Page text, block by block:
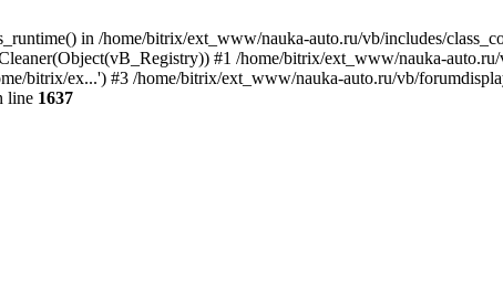
in /home/bitrix/ext_www/nauka-auto.ru/vb/includes/
#1 /home/bitrix/ext_www/nauka-
bitrix/ex...') #3 /home/bitrix/ext_www/nauka-auto.ru/vb/
line 1637